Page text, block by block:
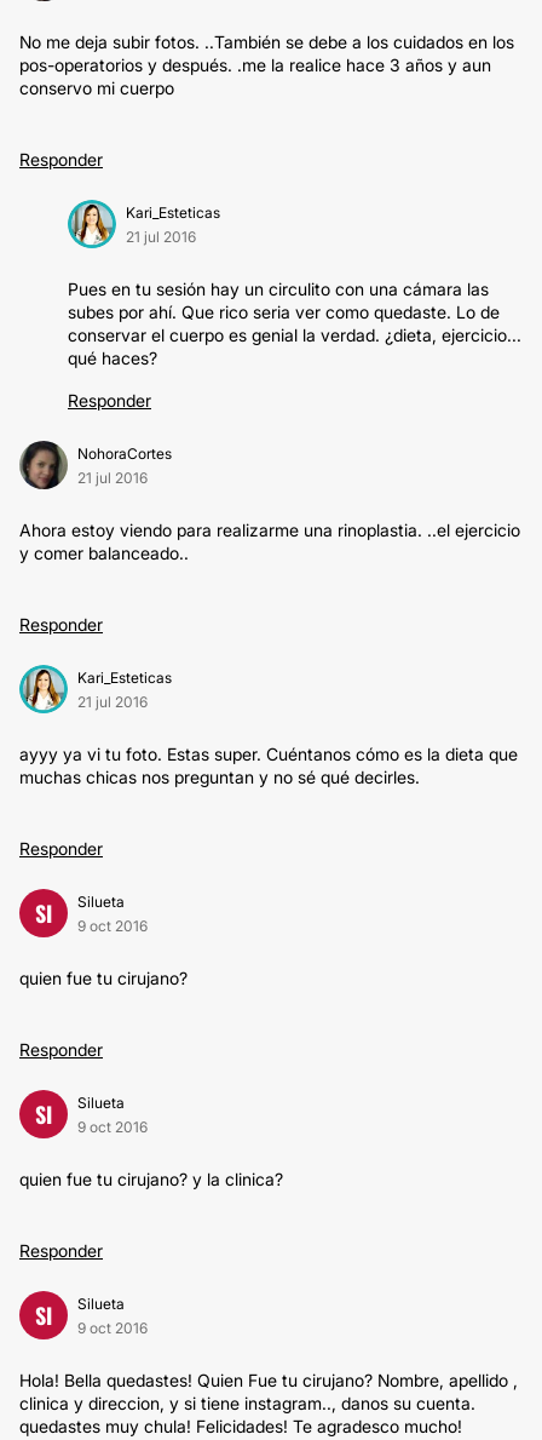
No me deja subir fotos. ..También se debe a los cuidados en los
pos-operatorios y después. .me la realice hace 3 años y aun
conservo mi cuerpo
Responder
Kari_Esteticas
21 jul 2016
Pues en tu sesión hay un circulito con una cámara las
subes por ahí. Que rico seria ver como quedaste. Lo de
conservar el cuerpo es genial la verdad. ¿dieta, ejercicio...
qué haces?
Responder
NohoraCortes
21 jul 2016
Ahora estoy viendo para realizarme una rinoplastia. ..el ejercicio
y comer balanceado..
Responder
Kari_Esteticas
21 jul 2016
ayyy ya vi tu foto. Estas super. Cuéntanos cómo es la dieta que
muchas chicas nos preguntan y no sé qué decirles.
Responder
SI
Silueta
9 oct 2016
quien fue tu cirujano?
Responder
SI
Silueta
9 oct 2016
quien fue tu cirujano? y la clinica?
Responder
SI
Silueta
9 oct 2016
Hola! Bella quedastes! Quien Fue tu cirujano? Nombre, apellido ,
clinica y direccion, y si tiene instagram.., danos su cuenta.
quedastes muy chula! Felicidades! Te agradesco mucho!